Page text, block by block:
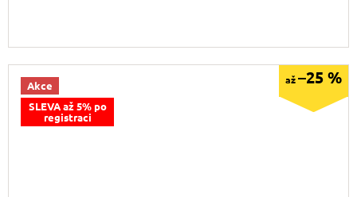
Akce
SLEVA až 5% po
registraci
až–25 %